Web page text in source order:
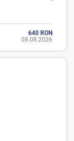
640 RON
08.08.2026